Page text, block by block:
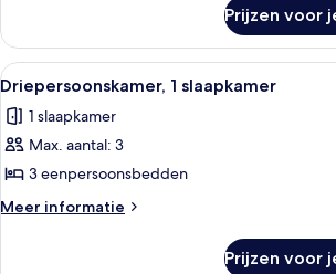
laden
Twin
kamer,
1
slaapkamer
Prijzen voor
Alle
foto's
voor
Driepersoonskamer,
1
slaapkamer
Een
6
Driepersoonskamer, 1 slaapkamer
1 slaapkamer
Max. aantal: 3
3 eenpersoonsbedden
Meer informatie
Meer
Prijzen voor